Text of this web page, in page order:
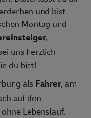
und bist
Montag und
,
uns herzlich
du bist!
alsFahrer, am
auf den
Lebenslauf.